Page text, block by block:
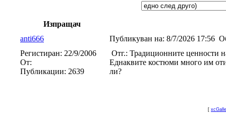
Изпращач
anti666
Публикуван на: 8/7/2026 17:56
Регистиран: 22/9/2006
От:
Публикации: 2639
Отг.: Традиционните ценности
Еднаквите костюми много им
ли?
[